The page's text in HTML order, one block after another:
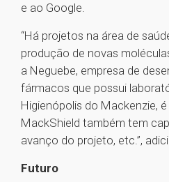
e ao Google.
“Há projetos na área de
produção de novas
a Neguebe, empresa de
fármacos que possui
Higienópolis do Mackenzie,
MackShield também tem
avanço do projeto, etc.”,
Futuro